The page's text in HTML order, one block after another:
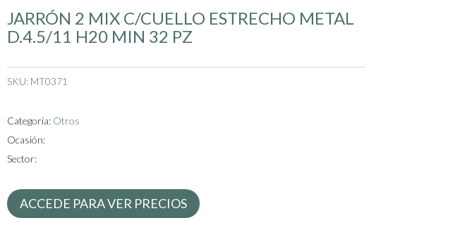
JARRÓN 2 MIX C/CUELLO ESTRECHO METAL
D.4.5/11 H20 MIN 32 PZ
SKU: MT0371
Categoría: Otros
Ocasión:
Sector:
ACCEDE PARA VER PRECIOS